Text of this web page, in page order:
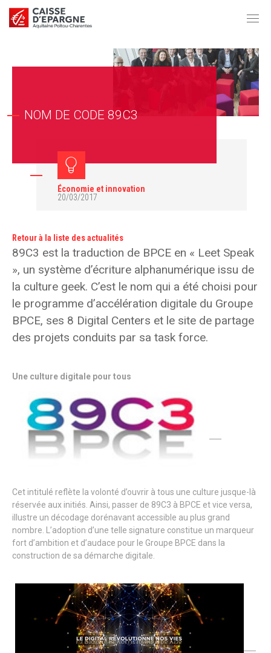
NOM DE CODE 89C3
Économie et innovation
20/03/2017
Retour à la liste des actualités
89C3 est la traduction de BPCE en « Leet Speak
», un système d’écriture alphanumérique issu de
la culture geek. C’est le nom qui a été choisi pour
le programme d’accélération digitale du Groupe
BPCE, ses 8 Digital Centers et le site de partage
des projets conduits par sa task force.
Une culture digitale pour tous
Cet intitulé reflète la volonté d’ouvrir à tous une culture jusque-là
réservée aux initiés. Ainsi, passer de 89C3 à BPCE et vice versa,
illustre un décodage dorénavant accessible au plus grand
nombre. L’adoption d’une telle signature constitue un marqueur
fort d’ambition et d’audace pour le Groupe BPCE dans la
construction de sa démarche digitale.